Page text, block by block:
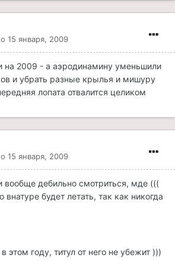
15 января, 2009
на 2009 - а аэродинамину уменьшили
и убрать разные крылья и мишуру
лопата отвалится целиком
15 января, 2009
вообще дебильно смотриться, мде (((
будет летать, так как никогда
этом году, титул от него не убежит )))